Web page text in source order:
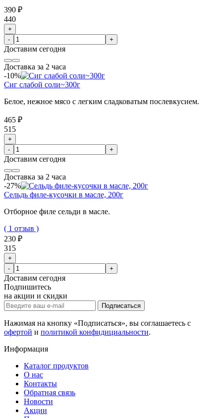
390 ₽
440
+
-
+
Доставим сегодня
Доставка за 2 часа
-10%
Сиг слабой соли~300г
Белое, нежное мясо с легким сладковатым послевкусием.
465 ₽
515
+
-
+
Доставим сегодня
Доставка за 2 часа
-27%
Сельдь филе-кусочки в масле, 200г
Отборное филе сельди в масле.
( 1 отзыв )
230 ₽
315
+
-
+
Доставим сегодня
Подпишитесь
на акции и скидки
Подписаться
Нажимая на кнопку «Подписаться», вы соглашаетесь с
офертой и политикой конфидициальности.
Информация
Каталог продуктов
О нас
Контакты
Обратная связь
Новости
Акции